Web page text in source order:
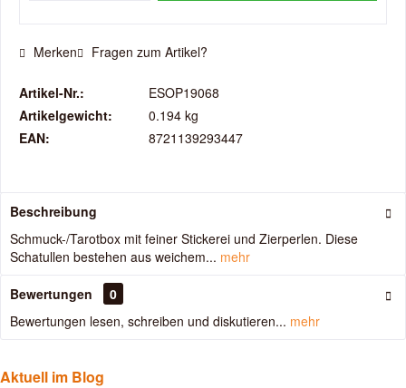
Merken Fragen zum Artikel?
Artikel-Nr.:
ESOP19068
Artikelgewicht:
0.194 kg
EAN:
8721139293447
Beschreibung
Schmuck-/Tarotbox mit feiner Stickerei und Zierperlen. Diese
Schatullen bestehen aus weichem... mehr
Bewertungen
0
Bewertungen lesen, schreiben und diskutieren... mehr
Aktuell im Blog